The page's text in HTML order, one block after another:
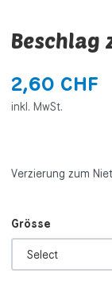
Beschlag
2,60 CHF
inkl. MwSt.
Verzierung zum
Grösse